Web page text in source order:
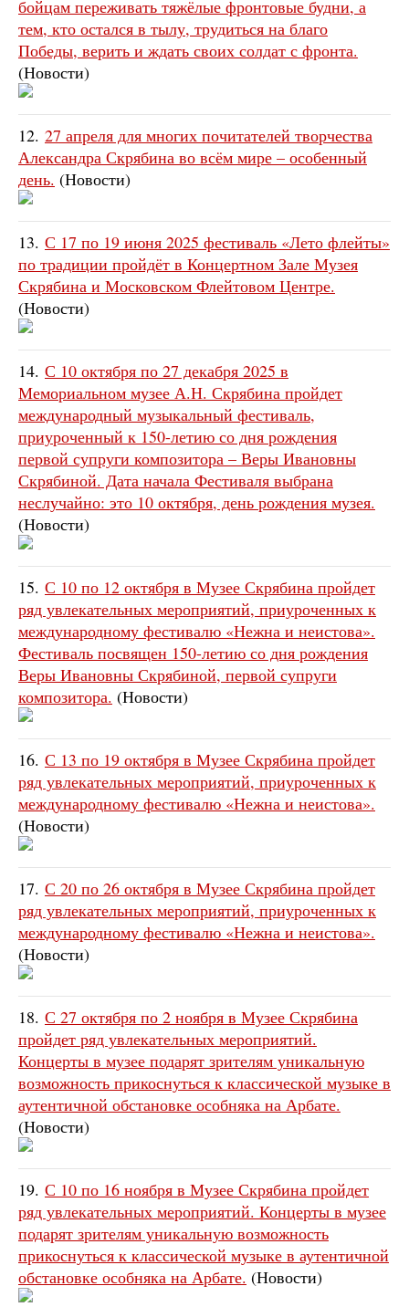
бойцам переживать тяжёлые фронтовые будни, а
тем, кто остался в тылу, трудиться на благо
Победы, верить и ждать своих солдат с фронта.
(Новости)
12. 27 апреля для многих почитателей творчества
Александра Скрябина во всём мире – особенный
день. (Новости)
13. С 17 по 19 июня 2025 фестиваль «Лето флейты»
по традиции пройдёт в Концертном Зале Музея
Скрябина и Московском Флейтовом Центре.
(Новости)
14. С 10 октября по 27 декабря 2025 в
Мемориальном музее А.Н. Скрябина пройдет
международный музыкальный фестиваль,
приуроченный к 150-летию со дня рождения
первой супруги композитора – Веры Ивановны
Скрябиной. Дата начала Фестиваля выбрана
неслучайно: это 10 октября, день рождения музея.
(Новости)
15. С 10 по 12 октября в Музее Скрябина пройдет
ряд увлекательных мероприятий, приуроченных к
международному фестивалю «Нежна и неистова».
Фестиваль посвящен 150-летию со дня рождения
Веры Ивановны Скрябиной, первой супруги
композитора. (Новости)
16. С 13 по 19 октября в Музее Скрябина пройдет
ряд увлекательных мероприятий, приуроченных к
международному фестивалю «Нежна и неистова».
(Новости)
17. С 20 по 26 октября в Музее Скрябина пройдет
ряд увлекательных мероприятий, приуроченных к
международному фестивалю «Нежна и неистова».
(Новости)
18. С 27 октября по 2 ноября в Музее Скрябина
пройдет ряд увлекательных мероприятий.
Концерты в музее подарят зрителям уникальную
возможность прикоснуться к классической музыке в
аутентичной обстановке особняка на Арбате.
(Новости)
19. С 10 по 16 ноября в Музее Скрябина пройдет
ряд увлекательных мероприятий. Концерты в музее
подарят зрителям уникальную возможность
прикоснуться к классической музыке в аутентичной
обстановке особняка на Арбате. (Новости)